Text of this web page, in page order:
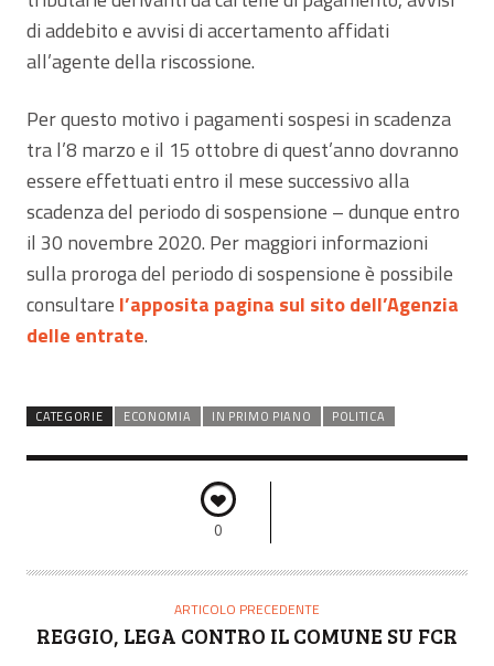
di addebito e avvisi di accertamento affidati
all’agente della riscossione.
Per questo motivo i pagamenti sospesi in scadenza
tra l’8 marzo e il 15 ottobre di quest’anno dovranno
essere effettuati entro il mese successivo alla
scadenza del periodo di sospensione – dunque entro
il 30 novembre 2020. Per maggiori informazioni
sulla proroga del periodo di sospensione è possibile
consultare l’apposita pagina sul sito dell’Agenzia
delle entrate.
CATEGORIE ECONOMIA IN PRIMO PIANO POLITICA
0
ARTICOLO PRECEDENTE
REGGIO, LEGA CONTRO IL COMUNE SU FCR